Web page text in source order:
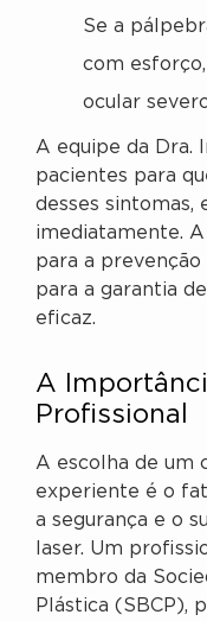
Se a
com
ocular
A equipe da Dra.
pacientes para
desses
imediatamente. A
para a
para a garantia
eficaz.
A
Profissional
A escolha de um
experiente é o
a segurança e o
laser. Um
membro da
Plástica (SBCP),